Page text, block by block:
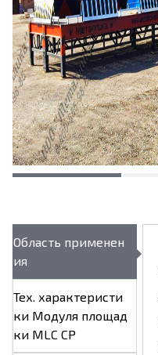
Область применен
ия
Тех. характеристи
ки Модуля площад
ки MLC CP